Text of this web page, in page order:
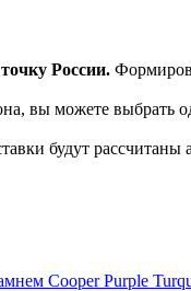
России.
вы можете
будут